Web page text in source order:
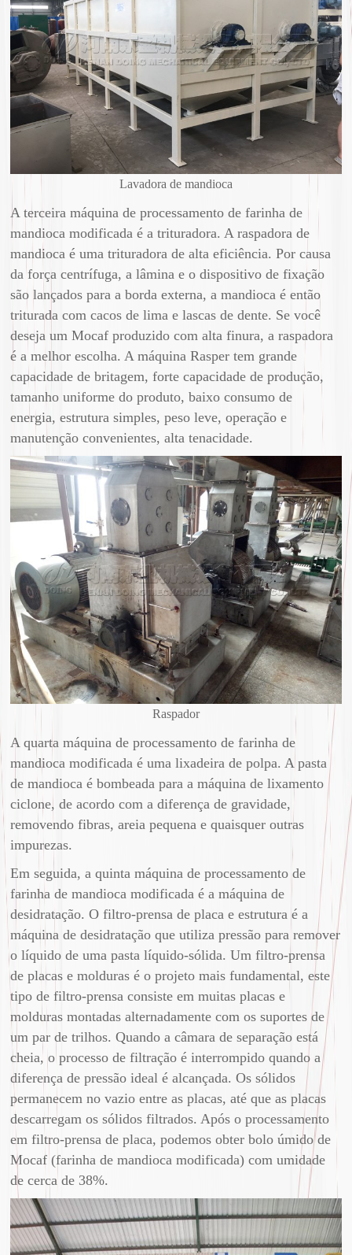
Lavadora de mandioca
A terceira máquina de processamento de farinha de
mandioca modificada é a trituradora. A raspadora de
mandioca é uma trituradora de alta eficiência. Por causa
da força centrífuga, a lâmina e o dispositivo de fixação
são lançados para a borda externa, a mandioca é então
triturada com cacos de lima e lascas de dente. Se você
deseja um Mocaf produzido com alta finura, a raspadora
é a melhor escolha. A máquina Rasper tem grande
capacidade de britagem, forte capacidade de produção,
tamanho uniforme do produto, baixo consumo de
energia, estrutura simples, peso leve, operação e
manutenção convenientes, alta tenacidade.
Raspador
A quarta máquina de processamento de farinha de
mandioca modificada é uma lixadeira de polpa. A pasta
de mandioca é bombeada para a máquina de lixamento
ciclone, de acordo com a diferença de gravidade,
removendo fibras, areia pequena e quaisquer outras
impurezas.
Em seguida, a quinta máquina de processamento de
farinha de mandioca modificada é a máquina de
desidratação. O filtro-prensa de placa e estrutura é a
máquina de desidratação que utiliza pressão para remover
o líquido de uma pasta líquido-sólida. Um filtro-prensa
de placas e molduras é o projeto mais fundamental, este
tipo de filtro-prensa consiste em muitas placas e
molduras montadas alternadamente com os suportes de
um par de trilhos. Quando a câmara de separação está
cheia, o processo de filtração é interrompido quando a
diferença de pressão ideal é alcançada. Os sólidos
permanecem no vazio entre as placas, até que as placas
descarregam os sólidos filtrados. Após o processamento
em filtro-prensa de placa, podemos obter bolo úmido de
Mocaf (farinha de mandioca modificada) com umidade
de cerca de 38%.